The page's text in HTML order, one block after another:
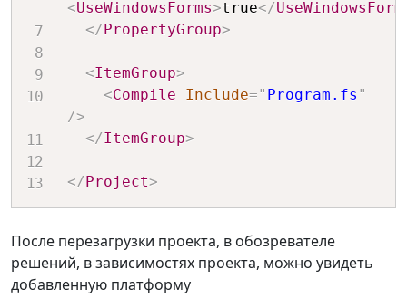
<UseWindowsForms>true</
</ PropertyGroup>
<ItemGroup>
<Compile Include=" Program.fs "
/>
</ItemGroup>
</ Project>
После перезагрузки проекта, в обозревателе
решений, в зависимостях проекта, можно увидеть
добавленную платформу